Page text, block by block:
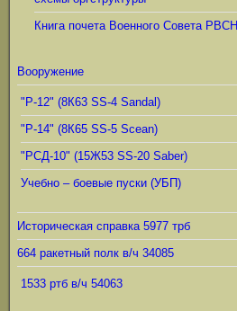
Книга почета Военного Совета РВСН
Вооружение
"Р-12" (8К63 SS-4 Sandal)
"Р-14" (8К65 SS-5 Scean)
"РСД-10" (15Ж53 SS-20 Saber)
Учебно – боевые пуски (УБП)
Историческая справка 5977 трб
664 ракетный полк в/ч 34085
1533 ртб в/ч 54063